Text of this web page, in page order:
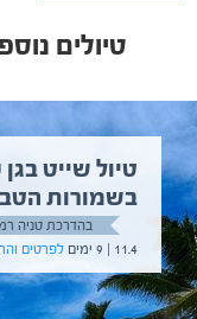
טיולים
טיול שייט
בשמורות
בהדרכת טניה
11.4 | 9 ימים
לפרטים